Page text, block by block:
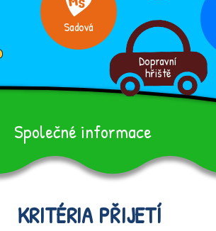
Sadová
Dopravní
hřiště
Společné informace
KRITÉRIA PŘIJETÍ